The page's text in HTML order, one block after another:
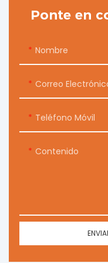
Ponte en
Nombre
Correo
Teléfono Móvil
Contenido